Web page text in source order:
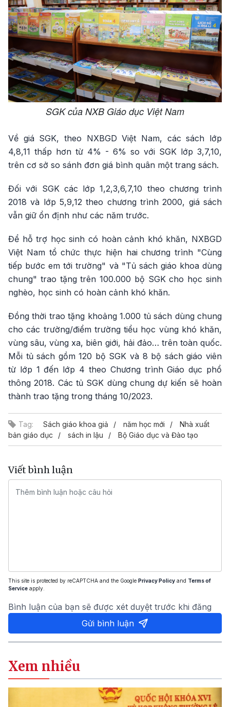
SGK của NXB Giáo dục Việt Nam
Về giá SGK, theo NXBGD Việt Nam, các sách lớp
4,8,11 thấp hơn từ 4% - 6% so với SGK lớp 3,7,10,
trên cơ sở so sánh đơn giá bình quân một trang sách.
Đối với SGK các lớp 1,2,3,6,7,10 theo chương trình
2018 và lớp 5,9,12 theo chương trình 2000, giá sách
vẫn giữ ổn định như các năm trước.
Để hỗ trợ học sinh có hoàn cảnh khó khăn, NXBGD
Việt Nam tổ chức thực hiện hai chương trình "Cùng
tiếp bước em tới trường" và "Tủ sách giáo khoa dùng
chung" trao tặng trên 100.000 bộ SGK cho học sinh
nghèo, học sinh có hoàn cảnh khó khăn.
Đồng thời trao tặng khoảng 1.000 tủ sách dùng chung
cho các trường/điểm trường tiểu học vùng khó khăn,
vùng sâu, vùng xa, biên giới, hải đảo… trên toàn quốc.
Mỗi tủ sách gồm 120 bộ SGK và 8 bộ sách giáo viên
từ lớp 1 đến lớp 4 theo Chương trình Giáo dục phổ
thông 2018. Các tủ SGK dùng chung dự kiến sẽ hoàn
thành trao tặng trong tháng 10/2023.
Tag: Sách giáo khoa giả năm học mới
Nhà xuất
bản giáo dục
sách in lậu Bộ Giáo dục và Đào tạo
Viết bình luận
This site is protected by reCAPTCHA and the Google Privacy Policy and Terms of
Service apply.
Bình luận của bạn sẽ được xét duyệt trước khi đăng
Gửi bình luận
Xem nhiều